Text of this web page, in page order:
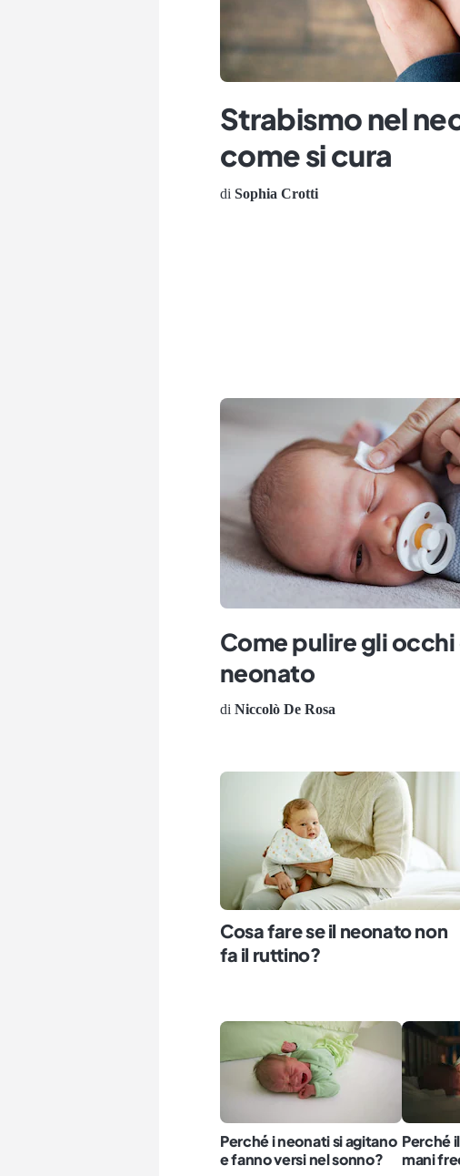
Strabismo nel
come si cura
di Sophia Crotti
Come pulire gli
neonato
di Niccolò De Rosa
Cosa fare se il neonato non
fa il ruttino?
Perché i neonati si agitano
e fanno versi nel sonno?
Perché
mani